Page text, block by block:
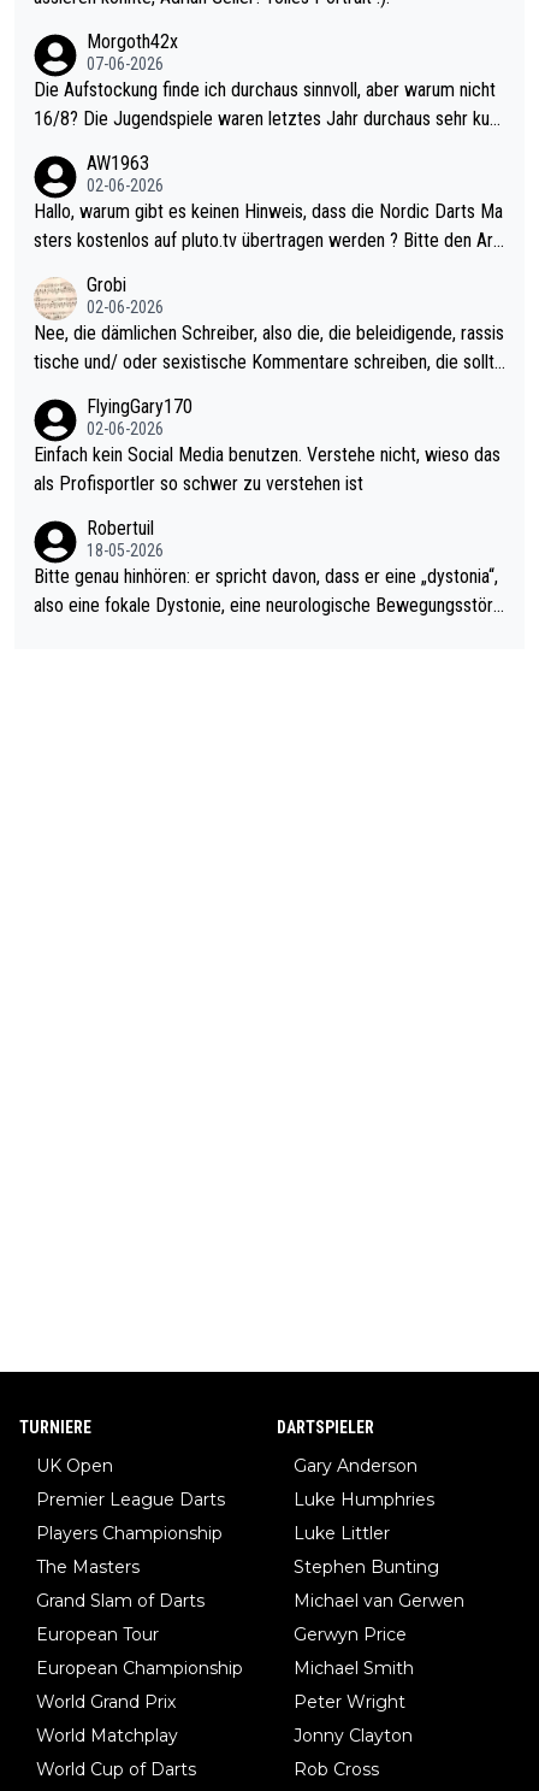
Morgoth42x
07-06-2026
Die Aufstockung finde ich durchaus sinnvoll, aber warum nicht
16/8? Die Jugendspiele waren letztes Jahr durchaus sehr kurz
Allerdings ist Mitchell Lawrie als Nummer 1 der Welt eh qualifi
ziert. Somit ändert die automatische Qualifikation des Weltmei
sters erstmal nichts. Ich denke sie wollen damit für nächstes J
ohl wenig WDF Turniere spielen. Dies war bei Archie Self letzt
es Jahr der Fall. Er musste als amtierender Weltmeister durch
den Qualifier und ich glaube kaum, dass Mitchel sich das (in Ve
el hat.
AW1963
02-06-2026
Hallo, warum gibt es keinen Hinweis, dass die Nordic Darts Ma
sters kostenlos auf pluto.tv übertragen werden ? Bitte den Arti
Grobi
02-06-2026
Nee, die dämlichen Schreiber, also die, die beleidigende, rassis
tische und/ oder sexistische Kommentare schreiben, die sollte
s Leben in den Griff kriegen. Nur eins wundert mich: Luke Little
r war doch neulich erst derjenige, der über Social Media GvV p
rovoziert hat. Und Littlers Mutter schießt öfters mal gegen Ric
FlyingGary170
02-06-2026
Einfach kein Social Media benutzen. Verstehe nicht, wieso das
als Profisportler so schwer zu verstehen ist
Robertuil
18-05-2026
Bitte genau hinhören: er spricht davon, dass er eine „dystonia“,
also eine fokale Dystonie, eine neurologische Bewegungsstöru
TURNIERE
UK Open
Premier League Darts
Players Championship
The Masters
Grand Slam of Darts
European Tour
European Championship
World Grand Prix
World Matchplay
World Cup of Darts
DARTSPIELER
Gary Anderson
Luke Humphries
Luke Littler
Stephen Bunting
Michael van Gerwen
Gerwyn Price
Michael Smith
Peter Wright
Jonny Clayton
Rob Cross